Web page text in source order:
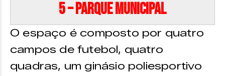
5 – Parque Municipal
O espaço é composto por quatro
campos de futebol, quatro
quadras, um ginásio poliesportivo